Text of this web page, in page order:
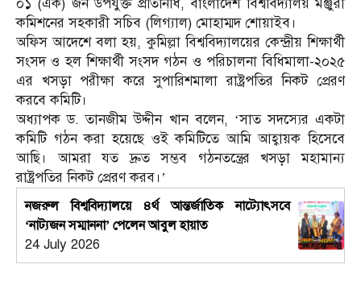
০১ (এক) জন উপযুক্ত প্রতিনিধি, বাংলাদেশ বিশ্ববিদ্যালয় মঞ্জুরী
কমিশনের সহকারী সচিব (লিগ্যাল) মোহাম্মদ শোয়াইব।
অফিস আদেশে বলা হয়, কুমিল্লা বিশ্ববিদ্যালয়ের কেন্দ্রীয় শিক্ষার্থী
সংসদ ও হল শিক্ষার্থী সংসদ গঠন ও পরিচালনা বিধিমালা-২০২৫
এর খসড়া পরীক্ষা করে সুপারিশমালা রাষ্ট্রপতির নিকট প্রেরণ
করবে কমিটি।
অধ্যাপক ড. তানজীম উদ্দীন খান বলেন, ‘সাত সদস্যের একটা
কমিটি গঠন করা হয়েছে ওই কমিটিতে আমি আহ্বায়ক হিসেবে
আছি। আমরা যত দ্রুত সম্ভব গঠনতন্ত্রের খসড়া মহামান্য
রাষ্ট্রপতির নিকট প্রেরণ করব।’
নজরুল বিশ্ববিদ্যালয়ে ৪র্থ আন্তর্জাতিক নাট্যোৎসবে
‘নাট্যজন সম্মাননা’ পেলেন আবুল হায়াত
24 July 2026